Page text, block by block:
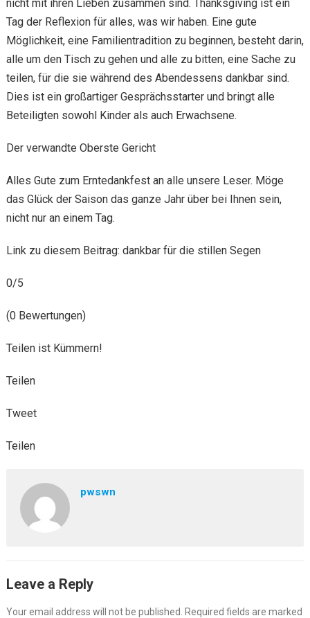
nicht mit ihren Lieben zusammen sind. Thanksgiving ist ein
Tag der Reflexion für alles, was wir haben. Eine gute
Möglichkeit, eine Familientradition zu beginnen, besteht darin,
alle um den Tisch zu gehen und alle zu bitten, eine Sache zu
teilen, für die sie während des Abendessens dankbar sind.
Dies ist ein großartiger Gesprächsstarter und bringt alle
Beteiligten sowohl Kinder als auch Erwachsene.
Der verwandte Oberste Gericht
Alles Gute zum Erntedankfest an alle unsere Leser. Möge
das Glück der Saison das ganze Jahr über bei Ihnen sein,
nicht nur an einem Tag.
Link zu diesem Beitrag: dankbar für die stillen Segen
0/5
(0 Bewertungen)
Teilen ist Kümmern!
Teilen
Tweet
Teilen
pwswn
Leave a Reply
Your email address will not be published.
Required fields are marked